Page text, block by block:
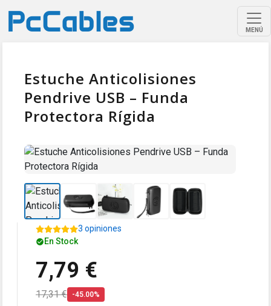
MENÚ
Estuche Anticolisiones
Pendrive USB – Funda
Protectora Rígida
3 opiniones
En Stock
7,79 €
17,31 € -45.00%